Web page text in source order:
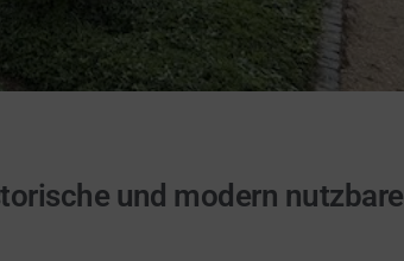
und modern nutzbare